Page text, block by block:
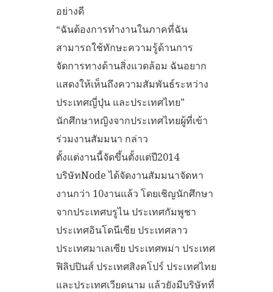
อย่างดี
“ฉันต้องการทำงานในภาคที่ฉัน
สามารถใช้ทักษะความรู้ด้านการ
จัดการทางด้านสิ่งแวดล้อม ฉันอยาก
แสดงให้เห็นถึงความสัมพันธ์ระหว่าง
ประเทศญี่ปุ่น และประเทศไทย”
นักศึกษาหญิงจากประเทศไทยผู้ที่เข้า
ร่วมงานสัมมนา กล่าว
ตั้งแต่งานนี้จัดขึ้นตั้งแต่ปี2014
บริษัทNode ได้จัดงานสัมมนาจัดหา
งานกว่า 10งานแล้ว โดยเชิญนักศึกษา
จากประเทศบรูไน ประเทศกัมพูชา
ประเทศอินโดนีเซีย ประเทศลาว
ประเทศมาเลเซีย ประเทศพม่า ประเทศ
ฟิลิปปินส์ ประเทศสิงคโปร์ ประเทศไทย
และประเทศเวียดนาม แล้วยังมีบริษัทที่